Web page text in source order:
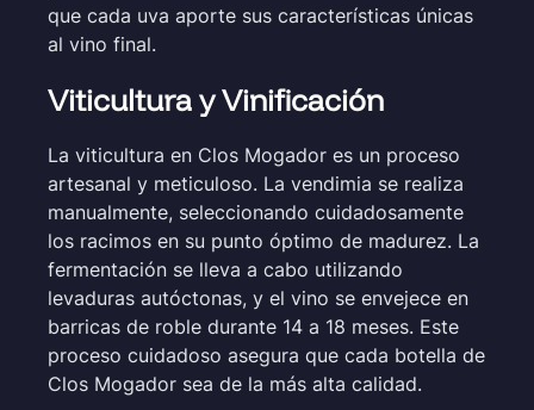
que cada uva aporte sus características únicas
al vino final.
Viticultura y Vinificación
La viticultura en Clos Mogador es un proceso
artesanal y meticuloso. La vendimia se realiza
manualmente, seleccionando cuidadosamente
los racimos en su punto óptimo de madurez. La
fermentación se lleva a cabo utilizando
levaduras autóctonas, y el vino se envejece en
barricas de roble durante 14 a 18 meses. Este
proceso cuidadoso asegura que cada botella de
Clos Mogador sea de la más alta calidad.